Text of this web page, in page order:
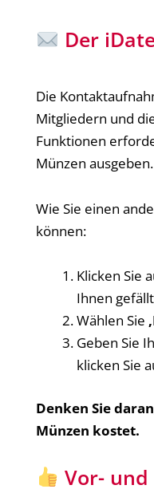
Der
Die
Mitgliedern und
Funktionen
Münzen ausgeben.
Wie Sie einen
können:
Klicken Sie
Ihnen gefällt
Wählen Sie
Geben Sie
klicken Sie
Denken Sie
Münzen kostet.
Vor-